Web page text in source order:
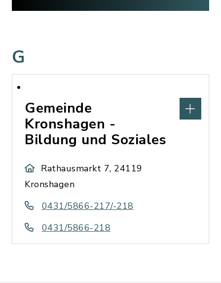
G
Gemeinde
Kronshagen -
Bildung und Soziales
Rathausmarkt 7, 24119
Kronshagen
0431/5866-217/-218
0431/5866-218